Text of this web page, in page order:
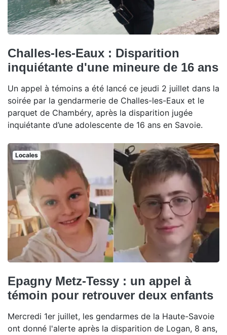
Challes-les-Eaux : Disparition
inquiétante d'une mineure de 16 ans
Un appel à témoins a été lancé ce jeudi 2 juillet dans la
soirée par la gendarmerie de Challes-les-Eaux et le
parquet de Chambéry, après la disparition jugée
inquiétante d’une adolescente de 16 ans en Savoie.
Locales
Epagny Metz-Tessy : un appel à
témoin pour retrouver deux enfants
Mercredi 1er juillet, les gendarmes de la Haute-Savoie
ont donné l'alerte après la disparition de Logan, 8 ans,